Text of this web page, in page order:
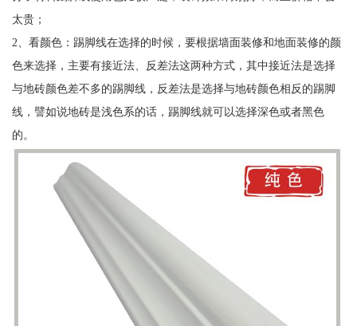
太贵；
2、看颜色：踢脚线在选择的时候，要根据墙面装修和地面装修的颜
色来选择，主要有接近法、反差法这两种方式，其中接近法是选择
与地砖颜色差不多的踢脚线，反差法是选择与地砖颜色相反的踢脚
线，譬如说地砖是浅色系的话，踢脚线就可以选择深色或者黑色
的。